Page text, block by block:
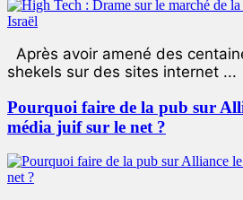
Après avoir amené des
shekels sur des sites internet ...
Pourquoi faire de la pub sur
média juif sur le net ?